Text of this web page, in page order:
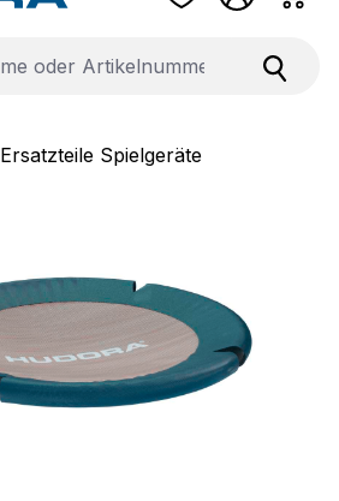
Ersatzteile Spielgeräte